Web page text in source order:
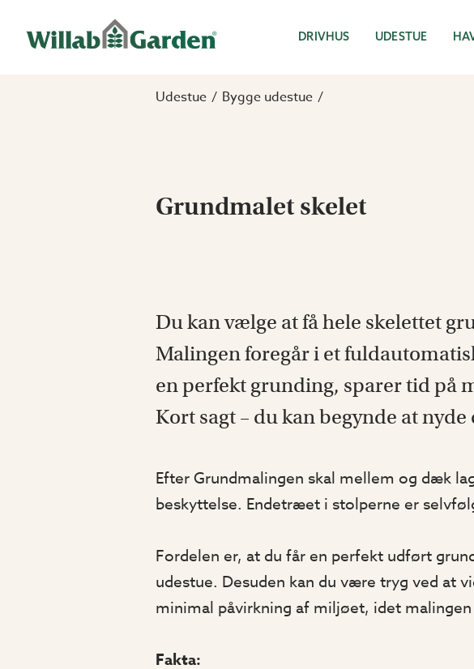
DRIVHUS UDESTUE
Udestue Bygge udestue
Grundmalet skelet
Du kan vælge at få hele skelettet
Malingen foregår i et
en perfekt grunding, sparer tid på
Kort sagt – du kan begynde at
Efter Grundmalingen skal mellem og dæk
beskyttelse. Endetræet i stolperne er
Fordelen er, at du får en perfekt udført
udestue. Desuden kan du være tryg ved at
minimal påvirkning af miljøet, idet
Fakta: